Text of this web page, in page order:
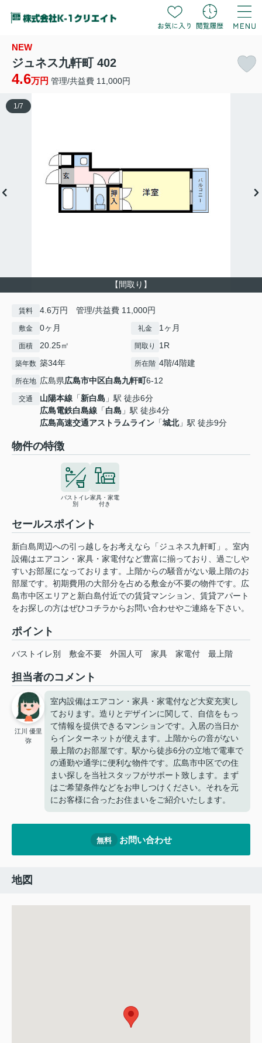
NEW
ジュネス九軒町 402
4.6万円 管理/共益費 11,000円
【間取り】
1 /7
賃料 4.6万円 管理/共益費 11,000円
敷金 0ヶ月 礼金 1ヶ月
面積 20.25㎡ 間取り 1R
築年数 築34年 所在階 4階/4階建
所在地 広島県広島市中区白島九軒町6-12
交通 山陽本線 「新白島 」駅 徒歩6分
広島電鉄白島線 「白島 」駅 徒歩4分
広島高速交通アストラムライン 「城北」駅 徒歩9分
物件の特徴
バストイレ
別
家具・家電
付き
セールスポイント
新白島周辺への引っ越しをお考えなら「ジュネス九軒町」。室内
設備はエアコン・家具・家電付など豊富に揃っており、過ごしや
すいお部屋になっております。上階からの騒音がない最上階のお
部屋です。初期費用の大部分を占める敷金が不要の物件です。広
島市中区エリアと新白島付近での賃貸マンション、賃貸アパート
をお探しの方はぜひコチラからお問い合わせやご連絡を下さい。
ポイント
バストイレ別 敷金不要 外国人可 家具 家電付 最上階
担当者のコメント
江川 優里
弥
室内設備はエアコン・家具・家電付など大変充実し
ております。造りとデザインに関して、自信をもっ
て情報を提供できるマンションです。入居の当日か
らインターネットが使えます。上階からの音がない
最上階のお部屋です。駅から徒歩6分の立地で電車で
の通勤や通学に便利な物件です。広島市中区での住
まい探しを当社スタッフがサポート致します。まず
はご希望条件などをお申しつけください。それを元
にお客様に合ったお住まいをご紹介いたします。
無料 お問い合わせ
地図